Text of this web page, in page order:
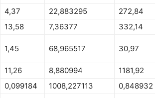
4,37 22,883295
272,84
13,58 7,36377
332,14
1,45 68,965517 30,97
11,26 8,880994
1181,92
0,099184 1008,227113
0,848932